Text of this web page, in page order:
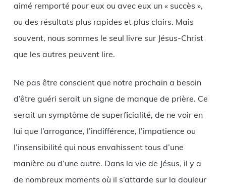
aimé remporté pour eux ou avec eux un « succès »,
ou des résultats plus rapides et plus clairs. Mais
souvent, nous sommes le seul livre sur Jésus-Christ
que les autres peuvent lire.
Ne pas être conscient que notre prochain a besoin
d’être guéri serait un signe de manque de prière. Ce
serait un symptôme de superficialité, de ne voir en
lui que l’arrogance, l’indifférence, l’impatience ou
l’insensibilité qui nous envahissent tous d’une
manière ou d’une autre. Dans la vie de Jésus, il y a
de nombreux moments où il s’attarde sur la douleur